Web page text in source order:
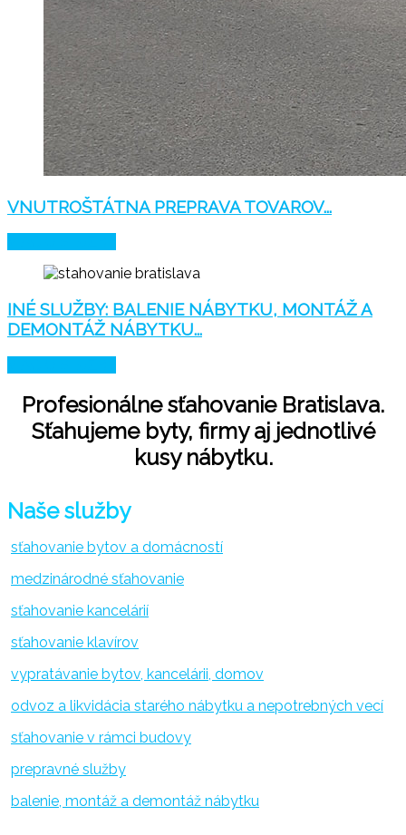
VNUTROŠTÁTNA PREPRAVA TOVAROV...
INÉ SLUŽBY: BALENIE NÁBYTKU, MONTÁŽ A
DEMONTÁŽ NÁBYTKU...
Profesionálne sťahovanie Bratislava.
Sťahujeme byty, firmy aj jednotlivé
kusy nábytku.
Naše služby
sťahovanie bytov a domácností
medzinárodné sťahovanie
sťahovanie kancelárií
sťahovanie klavírov
vypratávanie bytov, kancelárii, domov
odvoz a likvidácia starého nábytku a nepotrebných vecí
sťahovanie v rámci budovy
prepravné služby
balenie, montáž a demontáž nábytku